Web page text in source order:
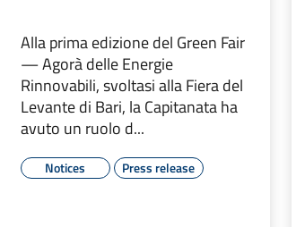
Alla prima edizione del Green Fair
— Agorà delle Energie
Rinnovabili, svoltasi alla Fiera del
Levante di Bari, la Capitanata ha
avuto un ruolo d...
Notices Press release